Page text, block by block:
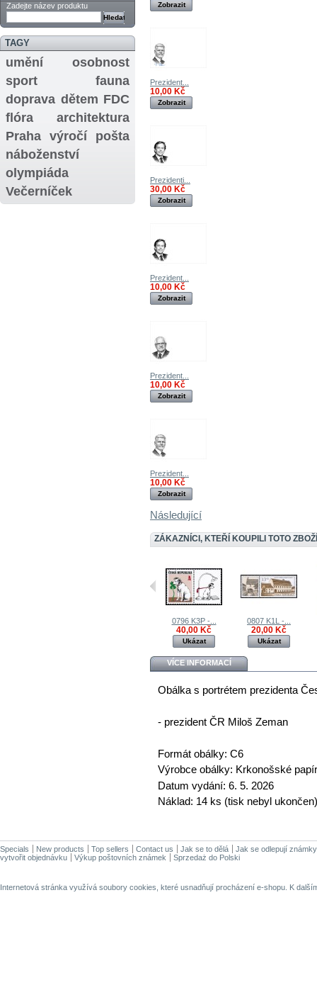
Zadejte název produktu
TAGY
umění
osobnost
sport
fauna
doprava dětem FDC
flóra
architektura
Praha
výročí
pošta
náboženství
olympiáda
Večerníček
Zobrazit
Prezident...
10,00 Kč
Zobrazit
Prezidenti...
30,00 Kč
Zobrazit
Prezident...
10,00 Kč
Zobrazit
Prezident...
10,00 Kč
Zobrazit
Prezident...
10,00 Kč
Zobrazit
Následující
ZÁKAZNÍCI, KTEŘÍ KOUPILI TOTO
0796 K3P -...
40,00 Kč
Ukázat
0807 K1L -...
20,00 Kč
Ukázat
VÍCE INFORMACÍ
Obálka s portrétem prezidenta
- prezident ČR Miloš Zeman
Formát obálky: C6
Výrobce obálky: Krkonošské
Datum vydání: 6. 5. 2026
Náklad: 14 ks (tisk nebyl ukončen)
Specials New products Top sellers Contact us Jak se to dělá
Jak se odlepují známky
vytvořit objednávku
Výkup poštovních známek Sprzedaż do Polski
Internetová stránka využívá soubory cookies, které usnadňují procházení e-shopu. K